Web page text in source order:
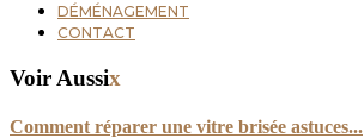
DÉMÉNAGEMENT
CONTACT
Voir Aussix
Comment réparer une vitre brisée astuces...